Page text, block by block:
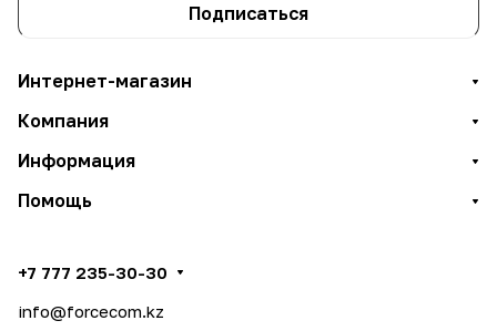
Подписаться
Интернет-магазин
Компания
Информация
Помощь
+7 777 235-30-30
info@forcecom.kz